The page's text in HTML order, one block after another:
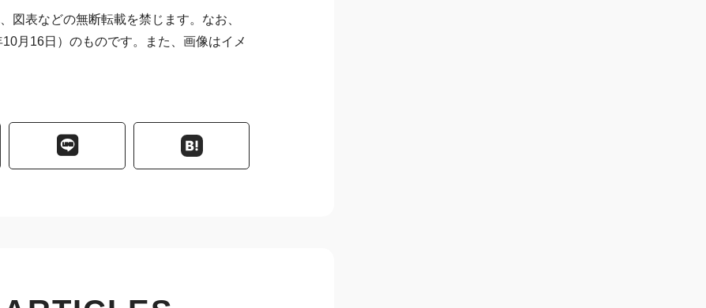
表などの無断転載を禁じます。なお、
月16日）のものです。また、画像はイメ